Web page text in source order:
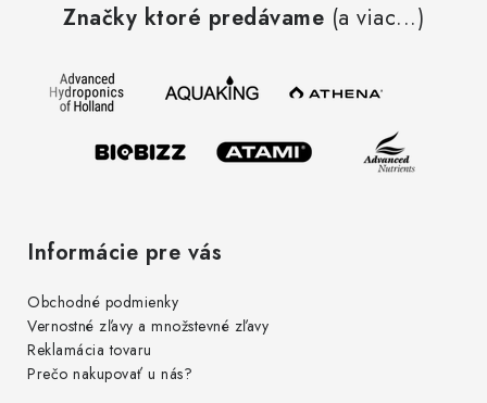
Značky ktoré predávame (a viac...)
Informácie pre vás
Obchodné podmienky
Vernostné zľavy a množstevné zľavy
Reklamácia tovaru
Prečo nakupovať u nás?